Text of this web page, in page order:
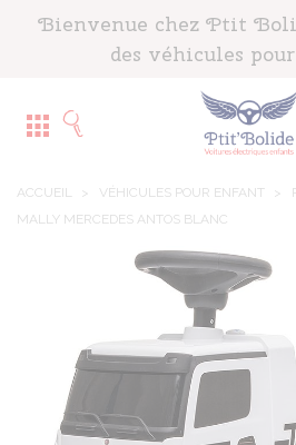
Bienvenue chez Ptit
des véhicules
ACCUEIL > VÉHICULES POUR ENFANT >
MALLY MERCEDES ANTOS BLANC